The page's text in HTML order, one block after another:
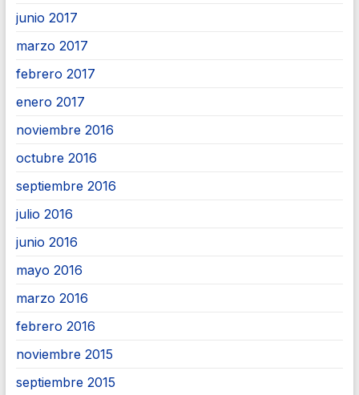
junio 2017
marzo 2017
febrero 2017
enero 2017
noviembre 2016
octubre 2016
septiembre 2016
julio 2016
junio 2016
mayo 2016
marzo 2016
febrero 2016
noviembre 2015
septiembre 2015